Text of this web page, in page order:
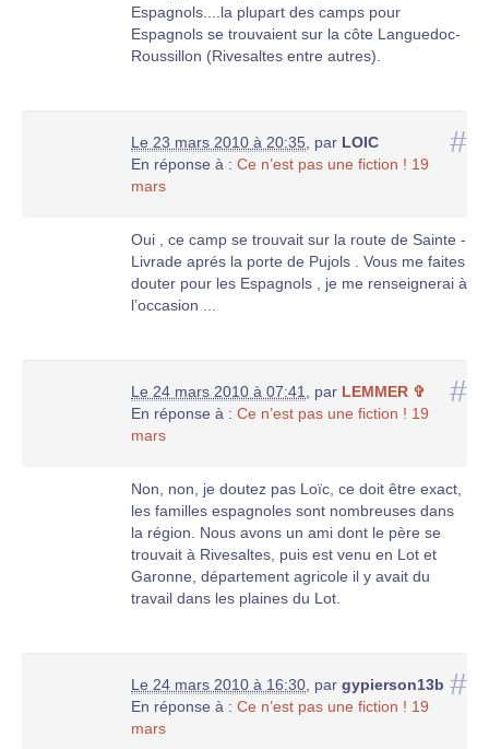
Espagnols....la plupart des camps pour
Espagnols se trouvaient sur la côte Languedoc-
Roussillon (Rivesaltes entre autres).
#
Le 23 mars 2010 à 20:35 par LOIC
En réponse à : Ce n’est pas une fiction ! 19
mars
Oui , ce camp se trouvait sur la route de Sainte -
Livrade aprés la porte de Pujols . Vous me faites
douter pour les Espagnols , je me renseignerai à
l’occasion ...
#
Le 24 mars 2010 à 07:41 par LEMMER ✞
En réponse à : Ce n’est pas une fiction ! 19
mars
Non, non, je doutez pas Loïc, ce doit être exact,
les familles espagnoles sont nombreuses dans
la région. Nous avons un ami dont le père se
trouvait à Rivesaltes, puis est venu en Lot et
Garonne, département agricole il y avait du
travail dans les plaines du Lot.
#
Le 24 mars 2010 à 16:30 par gypierson13b
En réponse à : Ce n’est pas une fiction ! 19
mars